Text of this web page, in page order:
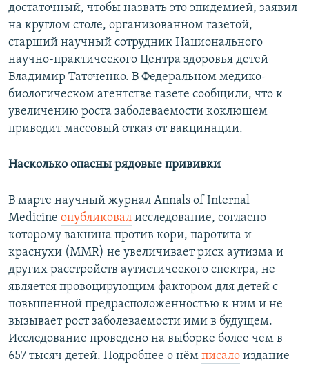
достаточный, чтобы назвать это эпидемией, заявил
на круглом столе, организованном газетой,
старший научный сотрудник Национального
научно-практического Центра здоровья детей
Владимир Таточенко. В Федеральном медико-
биологическом агентстве газете сообщили, что к
увеличению роста заболеваемости коклюшем
приводит массовый отказ от вакцинации.
Насколько опасны рядовые прививки
В марте научный журнал Annals of Internal
Medicine опубликовал исследование, согласно
которому вакцина против кори, паротита и
краснухи (MMR) не увеличивает риск аутизма и
других расстройств аутистического спектра, не
является провоцирующим фактором для детей с
повышенной предрасположенностью к ним и не
вызывает рост заболеваемости ими в будущем.
Исследование проведено на выборке более чем в
657 тысяч детей. Подробнее о нём писало издание